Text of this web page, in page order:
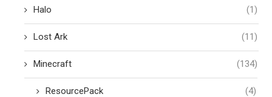
Halo (1)
Lost Ark (11)
Minecraft (134)
ResourcePack (4)